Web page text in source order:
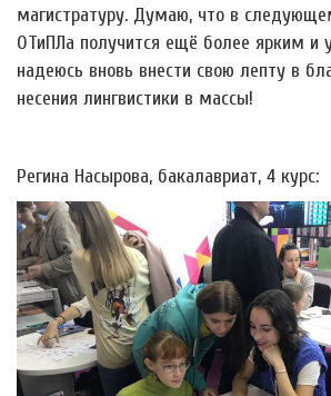
магистратуру. Думаю, что в
ОТиПЛа получится ещё более ярким и
надеюсь вновь внести свою лепту в
несения лингвистики в массы!
Регина Насырова, бакалавриат, 4 курс: